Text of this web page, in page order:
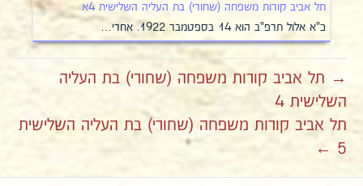
תל אביב קורות משפחה (שחורי) בת העליה השלישית 4א
כ"א אלול תרפ"ב הוא 14 בספטמבר 1922. אחרי…
→ תל אביב קורות משפחה (שחורי) בת העליה
השלישית 4
תל אביב קורות משפחה (שחורי) בת העליה השלישית
5 ←